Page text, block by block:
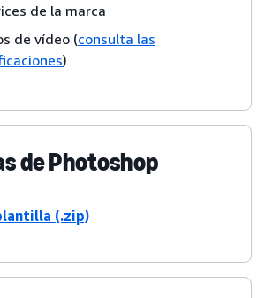
de la marca
de vídeo (consulta las
)
de Photoshop
(.zip)